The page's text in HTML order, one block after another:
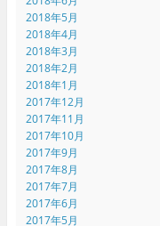
2018年5月
2018年4月
2018年3月
2018年2月
2018年1月
2017年12月
2017年11月
2017年10月
2017年9月
2017年8月
2017年7月
2017年6月
2017年5月